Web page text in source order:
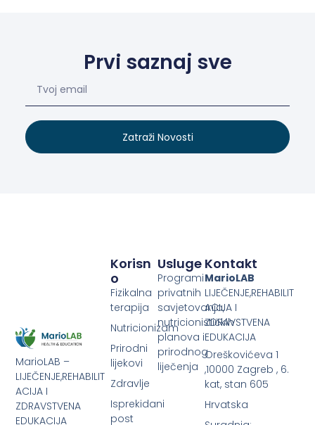
Prvi saznaj sve
Zatraži Novosti
MarioLAB –
LIJEČENJE,REHABILIT
ACIJA I
ZDRAVSTVENA
EDUKACIJA
Usluge
Programi
privatnih
savjetovanja,
nutricionističkih
planova i
prirodnog
liječenja
Korisn
O
Fizikalna
terapija
Nutricionizam
Prirodni
lijekovi
Zdravlje
Isprekidani
post
Kontakt
MarioLAB
LIJEČENJE,REHABILIT
ACIJA I
ZDRAVSTVENA
EDUKACIJA
Oreškovićeva 1
,10000 Zagreb , 6.
kat, stan 605
Hrvatska